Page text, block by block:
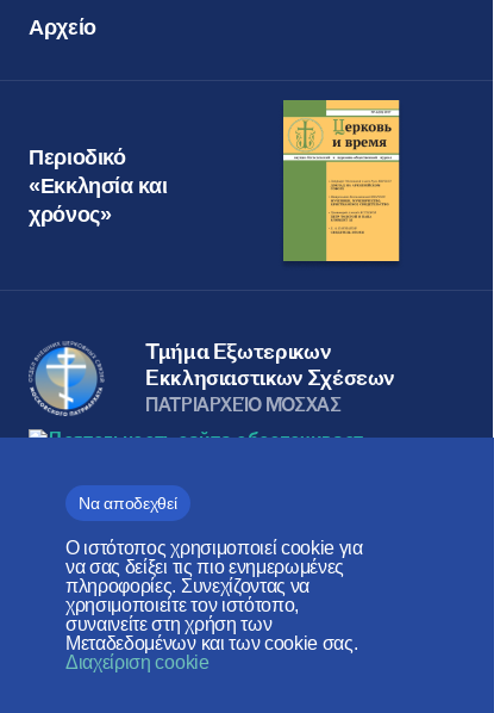
Να αποδεχθεί
Ο ιστότοπος χρησιμοποιεί cookie για
να σας δείξει τις πιο ενημερωμένες
πληροφορίες. Συνεχίζοντας να
χρησιμοποιείτε τον ιστότοπο,
συναινείτε στη χρήση των
Μεταδεδομένων και των cookie σας.
Διαχείριση cookie
Αρχείο
Περιοδικό
«Εκκλησία και
χρόνος»
Τμήμα Εξωτερικων
Εκκλησιαστικων Σχέσεων
ΠΑΤΡΙΑΡΧΕΊΟ ΜΌΣΧΑΣ
Веб-сайт создан при содействии
Фонда поддержки христианской
культуры и наследия
Κοινωνικά Δίκτυα: